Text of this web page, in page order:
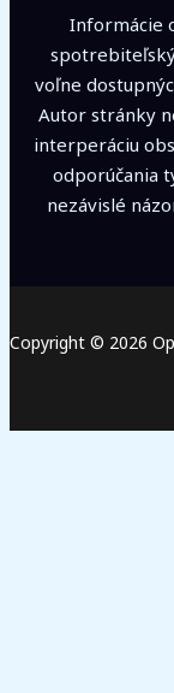
Informácie
voľne
Autor stránky
interperáciu
odporúčania
nezávislé
Copyright © 2026